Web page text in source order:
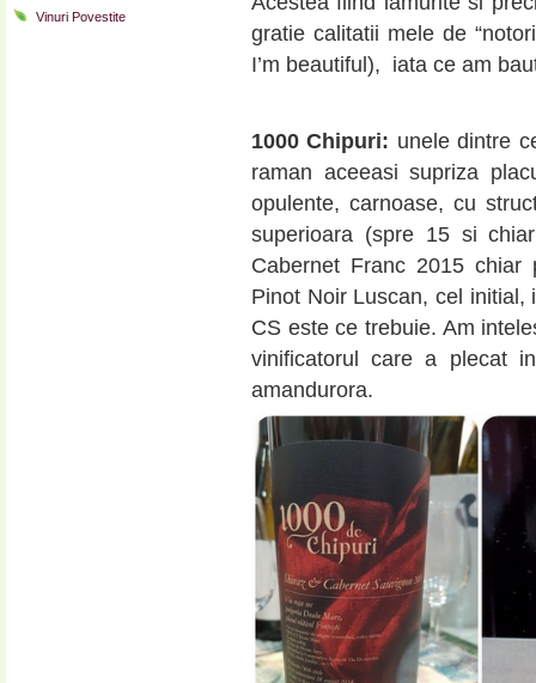
Vinuri Povestite
gratie calitatii mele de
I’m beautiful), iata ce am
1000 Chipuri: unele dintre
raman aceeasi supriza
opulente, carnoase, cu
superioara (spre 15 si
Cabernet Franc 2015
Pinot Noir Luscan, cel
CS este ce trebuie. Am
vinificatorul care a plecat
amandurora.